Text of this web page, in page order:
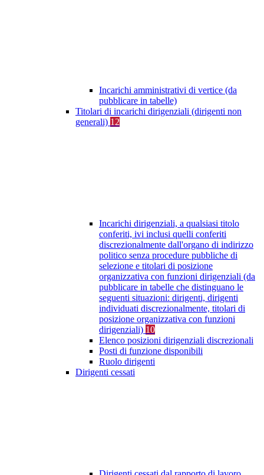
Incarichi amministrativi di vertice (da
pubblicare in tabelle)
Titolari di incarichi dirigenziali (dirigenti non
generali) 12
Incarichi dirigenziali, a qualsiasi titolo
conferiti, ivi inclusi quelli conferiti
discrezionalmente dall'organo di indirizzo
politico senza procedure pubbliche di
selezione e titolari di posizione
organizzativa con funzioni dirigenziali (da
pubblicare in tabelle che distinguano le
seguenti situazioni: dirigenti, dirigenti
individuati discrezionalmente, titolari di
posizione organizzativa con funzioni
dirigenziali) 10
Elenco posizioni dirigenziali discrezionali
Posti di funzione disponibili
Ruolo dirigenti
Dirigenti cessati